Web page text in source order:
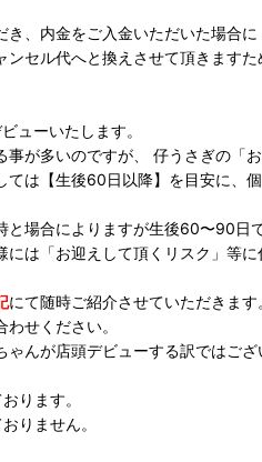
、内金をご入金いただいた場合
セル代へと換えさせて頂きます
ューいたします。
が多いのですが、 仔うさぎの「
は【生後60日以降】を目安に、
場合によりますが生後60〜90日
は「お迎えして頂くリスク」等
にて随時ご紹介させていただきます
せください。
んが店頭デビューする訳ではご
ります。
りません。